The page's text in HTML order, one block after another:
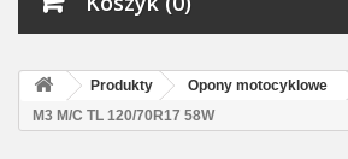
Produkty Opony motocyklowe
M3 M/C TL 120/70R17 58W